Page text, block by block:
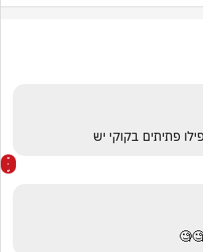
פתיתים בקוקי יש